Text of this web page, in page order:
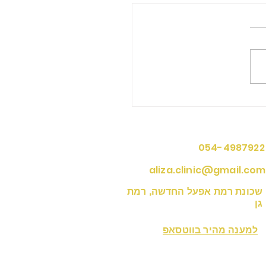
054-4987922
aliza.clinic@gmail.com
שכונת רמת אפעל החדשה, רמת
גן
למענה מהיר בווטסאפ